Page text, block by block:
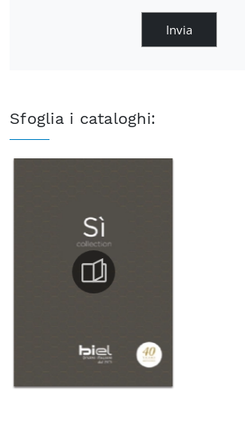
Invia
Sfoglia i cataloghi: